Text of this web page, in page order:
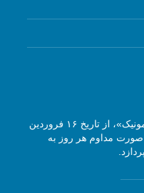
مجله آنلاین موسیقی «گفتگوی هارمونیک»، از تاریخ ۱۶ فروردین
به صورت مداوم هر روز به